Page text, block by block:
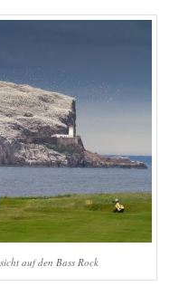
auf den Bass Rock